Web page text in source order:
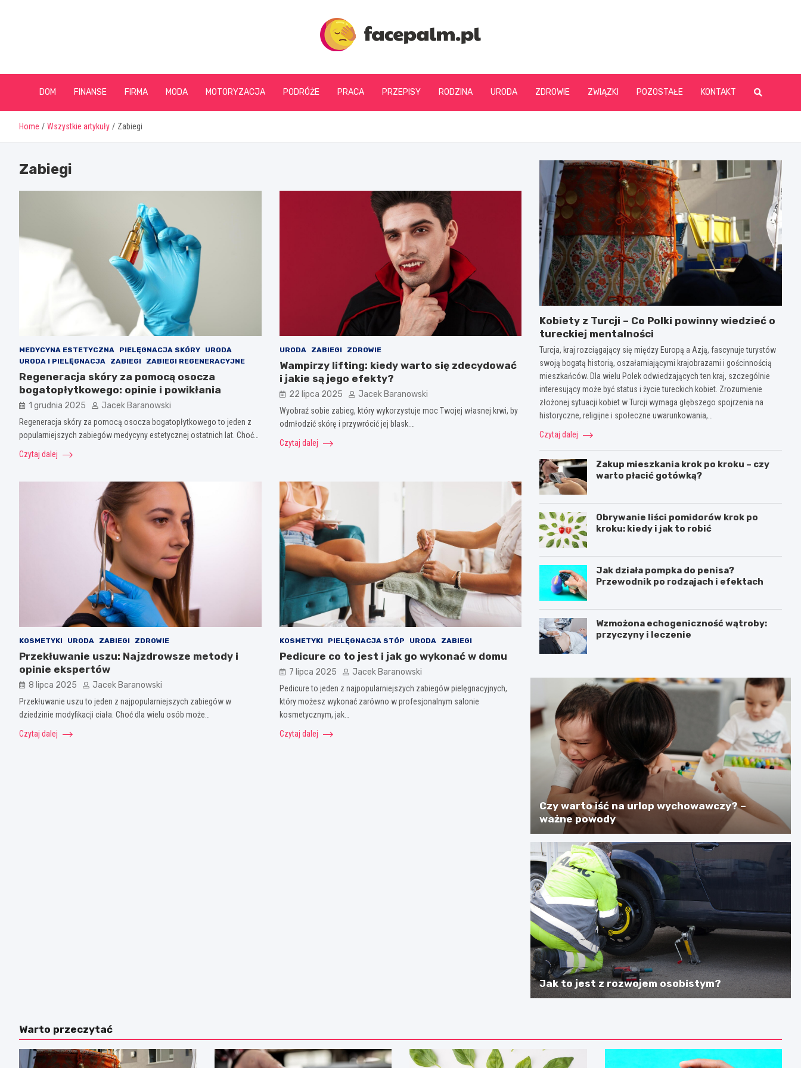
facepalm.pl
DOM FINANSE FIRMA MODA MOTORYZACJA PODRÓŻE PRACA PRZEPISY RODZINA URODA ZDROWIE ZWIĄZKI POZOSTAŁE KONTAKT
Home Wszystkie artykuły Zabiegi
Zabiegi
MEDYCYNA ESTETYCZNA PIELĘGNACJA SKÓRY
URODA
URODA I PIELĘGNACJA
ZABIEGI ZABIEGI REGENERACYJNE
Regeneracja skóry za pomocą osocza
bogatopłytkowego: opinie i powikłania
1 grudnia 2025 Jacek Baranowski
Regeneracja skóry za pomocą osocza bogatopłytkowego to jeden z
popularniejszych zabiegów medycyny estetycznej ostatnich lat. Choć…
Czytaj dalej
URODA ZABIEGI ZDROWIE
Wampirzy lifting: kiedy warto się zdecydować
i jakie są jego efekty?
22 lipca 2025 Jacek Baranowski
Wyobraź sobie zabieg, który wykorzystuje moc Twojej własnej krwi, by
odmłodzić skórę i przywrócić jej blask.…
Czytaj dalej
KOSMETYKI URODA ZABIEGI ZDROWIE
Przekłuwanie uszu: Najzdrowsze metody i
opinie ekspertów
8 lipca 2025 Jacek Baranowski
Przekłuwanie uszu to jeden z najpopularniejszych zabiegów w
dziedzinie modyfikacji ciała. Choć dla wielu osób może…
Czytaj dalej
KOSMETYKI PIELĘGNACJA STÓP URODA ZABIEGI
Pedicure co to jest i jak go wykonać w domu
7 lipca 2025 Jacek Baranowski
Pedicure to jeden z najpopularniejszych zabiegów pielęgnacyjnych,
który możesz wykonać zarówno w profesjonalnym salonie
kosmetycznym, jak…
Czytaj dalej
Kobiety z Turcji – Co Polki powinny wiedzieć o
tureckiej mentalności
Turcja, kraj rozciągający się między Europą a Azją, fascynuje turystów
swoją bogatą historią, oszałamiającymi krajobrazami i gościnnością
mieszkańców. Dla wielu Polek odwiedzających ten kraj, szczególnie
interesujący może być status i życie tureckich kobiet. Zrozumienie
złożonej sytuacji kobiet w Turcji wymaga głębszego spojrzenia na
historyczne, religijne i społeczne uwarunkowania,…
Czytaj dalej
Zakup mieszkania krok po kroku – czy
warto płacić gotówką?
Obrywanie liści pomidorów krok po
kroku: kiedy i jak to robić
Jak działa pompka do penisa?
Przewodnik po rodzajach i efektach
Wzmożona echogeniczność wątroby:
przyczyny i leczenie
Czy warto iść na urlop wychowawczy? –
ważne powody
Jak to jest z rozwojem osobistym?
Warto przeczytać